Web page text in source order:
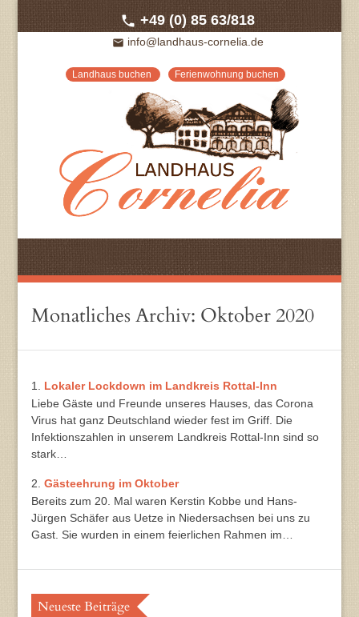
call +49 (0) 85 63/818
email info@landhaus-cornelia.de
Landhaus buchen Ferienwohnung buchen
Monatliches Archiv: Oktober 2020
Lokaler Lockdown im Landkreis Rottal-Inn
Liebe Gäste und Freunde unseres Hauses, das Corona
Virus hat ganz Deutschland wieder fest im Griff. Die
Infektionszahlen in unserem Landkreis Rottal-Inn sind so
stark…
Gästeehrung im Oktober
Bereits zum 20. Mal waren Kerstin Kobbe und Hans-
Jürgen Schäfer aus Uetze in Niedersachsen bei uns zu
Gast. Sie wurden in einem feierlichen Rahmen im…
Neueste Beiträge